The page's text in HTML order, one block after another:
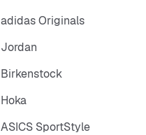
adidas Originals
Jordan
Birkenstock
Hoka
ASICS SportStyle